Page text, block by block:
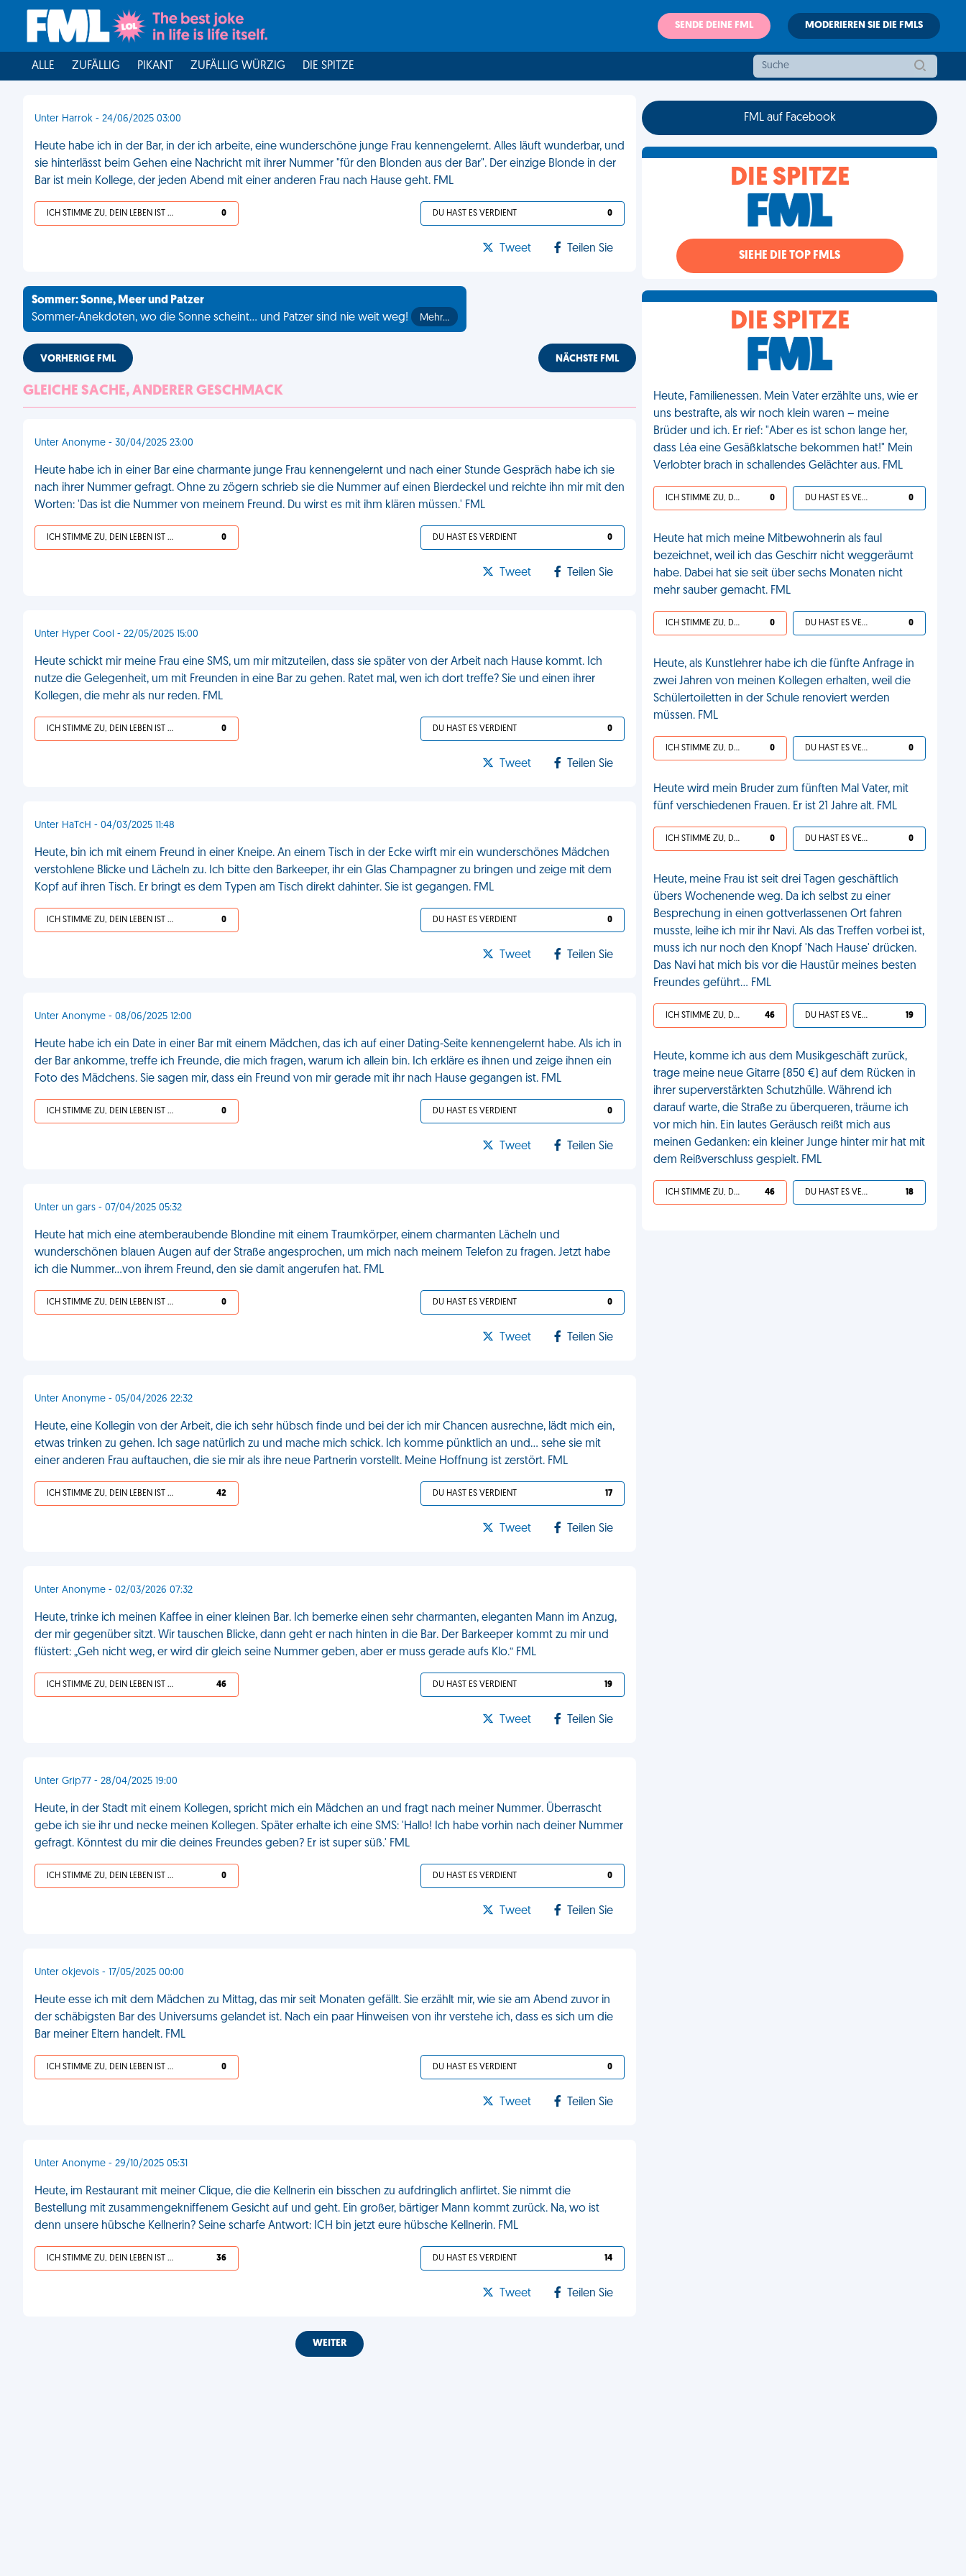
SENDE DEINE FML MODERIEREN SIE DIE FMLS
ALLE ZUFÄLLIG PIKANT ZUFÄLLIG WÜRZIG DIE SPITZE
Unter Harrok - 24/06/2025 03:00
Heute habe ich in der Bar, in der ich arbeite, eine wunderschöne junge Frau kennengelernt. Alles läuft wunderbar, und
sie hinterlässt beim Gehen eine Nachricht mit ihrer Nummer "für den Blonden aus der Bar". Der einzige Blonde in der
Bar ist mein Kollege, der jeden Abend mit einer anderen Frau nach Hause geht. FML
ICH STIMME ZU, DEIN LEBEN IST SCHEISSE 0 DU HAST ES VERDIENT 0
Tweet Teilen Sie
Sommer: Sonne, Meer und Patzer
Sommer-Anekdoten, wo die Sonne scheint... und Patzer sind nie weit weg!
Mehr…
VORHERIGE FML NÄCHSTE FML
GLEICHE SACHE, ANDERER GESCHMACK
Unter Anonyme - 30/04/2025 23:00
Heute habe ich in einer Bar eine charmante junge Frau kennengelernt und nach einer Stunde Gespräch habe ich sie
nach ihrer Nummer gefragt. Ohne zu zögern schrieb sie die Nummer auf einen Bierdeckel und reichte ihn mir mit den
Worten: 'Das ist die Nummer von meinem Freund. Du wirst es mit ihm klären müssen.' FML
ICH STIMME ZU, DEIN LEBEN IST SCHEISSE 0 DU HAST ES VERDIENT 0
Tweet Teilen Sie
Unter Hyper Cool - 22/05/2025 15:00
Heute schickt mir meine Frau eine SMS, um mir mitzuteilen, dass sie später von der Arbeit nach Hause kommt. Ich
nutze die Gelegenheit, um mit Freunden in eine Bar zu gehen. Ratet mal, wen ich dort treffe? Sie und einen ihrer
Kollegen, die mehr als nur reden. FML
ICH STIMME ZU, DEIN LEBEN IST SCHEISSE 0 DU HAST ES VERDIENT 0
Tweet Teilen Sie
Unter HaTcH - 04/03/2025 11:48
Heute, bin ich mit einem Freund in einer Kneipe. An einem Tisch in der Ecke wirft mir ein wunderschönes Mädchen
verstohlene Blicke und Lächeln zu. Ich bitte den Barkeeper, ihr ein Glas Champagner zu bringen und zeige mit dem
Kopf auf ihren Tisch. Er bringt es dem Typen am Tisch direkt dahinter. Sie ist gegangen. FML
ICH STIMME ZU, DEIN LEBEN IST SCHEISSE 0 DU HAST ES VERDIENT 0
Tweet Teilen Sie
Unter Anonyme - 08/06/2025 12:00
Heute habe ich ein Date in einer Bar mit einem Mädchen, das ich auf einer Dating-Seite kennengelernt habe. Als ich in
der Bar ankomme, treffe ich Freunde, die mich fragen, warum ich allein bin. Ich erkläre es ihnen und zeige ihnen ein
Foto des Mädchens. Sie sagen mir, dass ein Freund von mir gerade mit ihr nach Hause gegangen ist. FML
ICH STIMME ZU, DEIN LEBEN IST SCHEISSE 0 DU HAST ES VERDIENT 0
Tweet Teilen Sie
Unter un gars - 07/04/2025 05:32
Heute hat mich eine atemberaubende Blondine mit einem Traumkörper, einem charmanten Lächeln und
wunderschönen blauen Augen auf der Straße angesprochen, um mich nach meinem Telefon zu fragen. Jetzt habe
ich die Nummer...von ihrem Freund, den sie damit angerufen hat. FML
ICH STIMME ZU, DEIN LEBEN IST SCHEISSE 0 DU HAST ES VERDIENT 0
Tweet Teilen Sie
Unter Anonyme - 05/04/2026 22:32
Heute, eine Kollegin von der Arbeit, die ich sehr hübsch finde und bei der ich mir Chancen ausrechne, lädt mich ein,
etwas trinken zu gehen. Ich sage natürlich zu und mache mich schick. Ich komme pünktlich an und... sehe sie mit
einer anderen Frau auftauchen, die sie mir als ihre neue Partnerin vorstellt. Meine Hoffnung ist zerstört. FML
ICH STIMME ZU, DEIN LEBEN IST SCHEISSE 42 DU HAST ES VERDIENT 17
Tweet Teilen Sie
Unter Anonyme - 02/03/2026 07:32
Heute, trinke ich meinen Kaffee in einer kleinen Bar. Ich bemerke einen sehr charmanten, eleganten Mann im Anzug,
der mir gegenüber sitzt. Wir tauschen Blicke, dann geht er nach hinten in die Bar. Der Barkeeper kommt zu mir und
flüstert: „Geh nicht weg, er wird dir gleich seine Nummer geben, aber er muss gerade aufs Klo.“ FML
ICH STIMME ZU, DEIN LEBEN IST SCHEISSE 46 DU HAST ES VERDIENT 19
Tweet Teilen Sie
Unter Grip77 - 28/04/2025 19:00
Heute, in der Stadt mit einem Kollegen, spricht mich ein Mädchen an und fragt nach meiner Nummer. Überrascht
gebe ich sie ihr und necke meinen Kollegen. Später erhalte ich eine SMS: 'Hallo! Ich habe vorhin nach deiner Nummer
gefragt. Könntest du mir die deines Freundes geben? Er ist super süß.' FML
ICH STIMME ZU, DEIN LEBEN IST SCHEISSE 0 DU HAST ES VERDIENT 0
Tweet Teilen Sie
Unter okjevois - 17/05/2025 00:00
Heute esse ich mit dem Mädchen zu Mittag, das mir seit Monaten gefällt. Sie erzählt mir, wie sie am Abend zuvor in
der schäbigsten Bar des Universums gelandet ist. Nach ein paar Hinweisen von ihr verstehe ich, dass es sich um die
Bar meiner Eltern handelt. FML
ICH STIMME ZU, DEIN LEBEN IST SCHEISSE 0 DU HAST ES VERDIENT 0
Tweet Teilen Sie
Unter Anonyme - 29/10/2025 05:31
Heute, im Restaurant mit meiner Clique, die die Kellnerin ein bisschen zu aufdringlich anflirtet. Sie nimmt die
Bestellung mit zusammengekniffenem Gesicht auf und geht. Ein großer, bärtiger Mann kommt zurück. Na, wo ist
denn unsere hübsche Kellnerin? Seine scharfe Antwort: ICH bin jetzt eure hübsche Kellnerin. FML
ICH STIMME ZU, DEIN LEBEN IST SCHEISSE 36 DU HAST ES VERDIENT 14
Tweet Teilen Sie
WEITER
FML auf Facebook
DIE SPITZE
SIEHE DIE TOP FMLS
DIE SPITZE
Heute, Familienessen. Mein Vater erzählte uns, wie er
uns bestrafte, als wir noch klein waren – meine
Brüder und ich. Er rief: "Aber es ist schon lange her,
dass Léa eine Gesäßklatsche bekommen hat!" Mein
Verlobter brach in schallendes Gelächter aus. FML
ICH STIMME ZU, DEIN LEBEN IST SCHEISSE 0 DU HAST ES VERDIENT 0
Heute hat mich meine Mitbewohnerin als faul
bezeichnet, weil ich das Geschirr nicht weggeräumt
habe. Dabei hat sie seit über sechs Monaten nicht
mehr sauber gemacht. FML
ICH STIMME ZU, DEIN LEBEN IST SCHEISSE 0 DU HAST ES VERDIENT 0
Heute, als Kunstlehrer habe ich die fünfte Anfrage in
zwei Jahren von meinen Kollegen erhalten, weil die
Schülertoiletten in der Schule renoviert werden
müssen. FML
ICH STIMME ZU, DEIN LEBEN IST SCHEISSE 0 DU HAST ES VERDIENT 0
Heute wird mein Bruder zum fünften Mal Vater, mit
fünf verschiedenen Frauen. Er ist 21 Jahre alt. FML
ICH STIMME ZU, DEIN LEBEN IST SCHEISSE 0 DU HAST ES VERDIENT 0
Heute, meine Frau ist seit drei Tagen geschäftlich
übers Wochenende weg. Da ich selbst zu einer
Besprechung in einen gottverlassenen Ort fahren
musste, leihe ich mir ihr Navi. Als das Treffen vorbei ist,
muss ich nur noch den Knopf 'Nach Hause' drücken.
Das Navi hat mich bis vor die Haustür meines besten
Freundes geführt... FML
ICH STIMME ZU, DEIN LEBEN IST SCHEISSE 46 DU HAST ES VERDIENT 19
Heute, komme ich aus dem Musikgeschäft zurück,
trage meine neue Gitarre (850 €) auf dem Rücken in
ihrer superverstärkten Schutzhülle. Während ich
darauf warte, die Straße zu überqueren, träume ich
vor mich hin. Ein lautes Geräusch reißt mich aus
meinen Gedanken: ein kleiner Junge hinter mir hat mit
dem Reißverschluss gespielt. FML
ICH STIMME ZU, DEIN LEBEN IST SCHEISSE 46 DU HAST ES VERDIENT 18